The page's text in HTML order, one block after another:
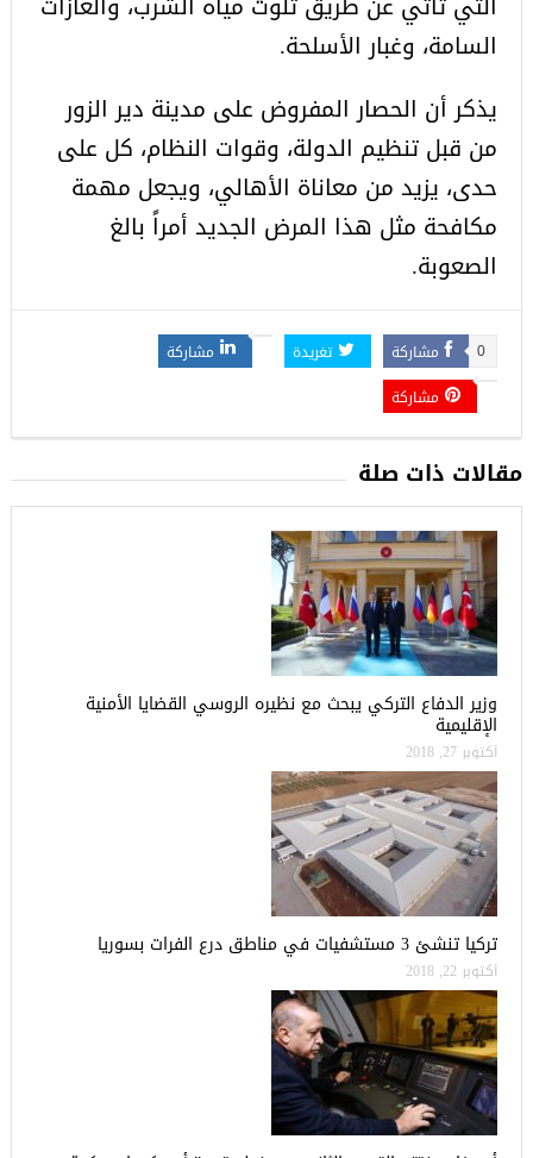
السامة، وغبار الأسلحة.
يذكر أن الحصار المفروض على مدينة دير الزور
من قبل تنظيم الدولة، وقوات النظام، كل على
حدى، يزيد من معاناة الأهالي، ويجعل مهمة
مكافحة مثل هذا المرض الجديد أمراً بالغ
الصعوبة.
مشاركة 0 تغريدة
مشاركة
مشاركة
مقالات ذات صلة
وزير الدفاع التركي يبحث مع نظيره الروسي القضايا الأمنية
الإقليمية
أكتوبر 27, 2018
تركيا تنشئ 3 مستشفيات في مناطق درع الفرات بسوريا
أكتوبر 22, 2018